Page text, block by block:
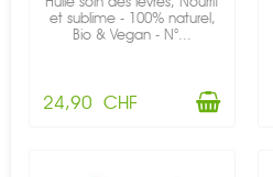
et sublime - 100% naturel,
Bio & Vegan - N°...
24,90 CHF